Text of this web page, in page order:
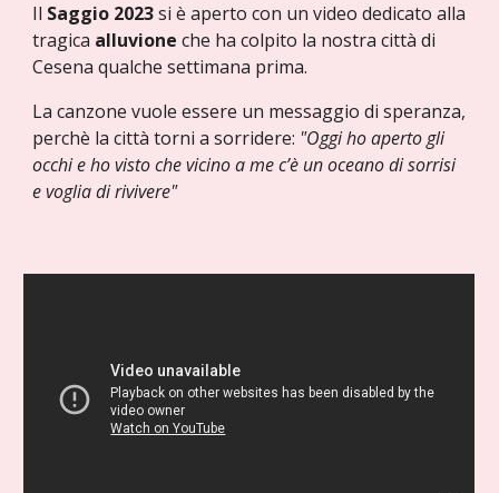
Il Saggio 2023si è aperto con un video dedicato alla
tragica alluvioneche ha colpito la nostra città di
Cesena qualche settimana prima.
La canzone vuole essere un messaggio di speranza,
perchè la città torni a sorridere: "Oggi ho aperto gli
occhi e ho visto che vicino a me c’è un oceano di sorrisi
e voglia di rivivere"